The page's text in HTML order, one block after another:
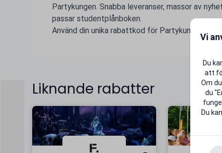
Partykungen. Snabba leveranser, massor av
passar studentplånboken.
Använd din unika rabattkod för Partykungen
Liknande rabatter
Vi
Du
att
Om
du
Du